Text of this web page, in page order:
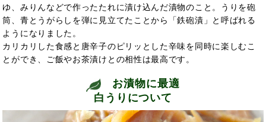
ゆ、みりんなどで作ったたれに漬け込んだ漬物のこと。うりを砲
筒、青とうがらしを弾に見立てたことから「鉄砲漬」と呼ばれる
ようになりました。
カリカリした食感と唐辛子のピリッとした辛味を同時に楽しむこ
とができ、ご飯やお茶漬けとの相性は最高です。
お漬物に最適
白うりについて